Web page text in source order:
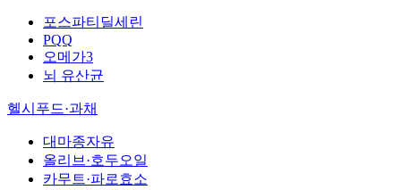
포스파티딜세린
PQQ
오메가3
뇌 유산균
헬시푸드·과채
대마종자유
올리브·호두오일
카무트·파로효소